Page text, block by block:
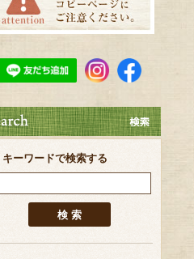
キーワードで検索する